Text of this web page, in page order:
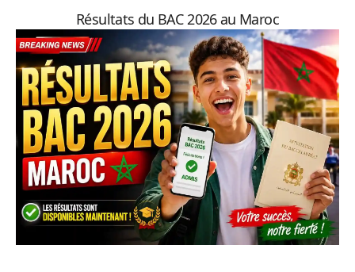
Résultats du BAC 2026 au Maroc